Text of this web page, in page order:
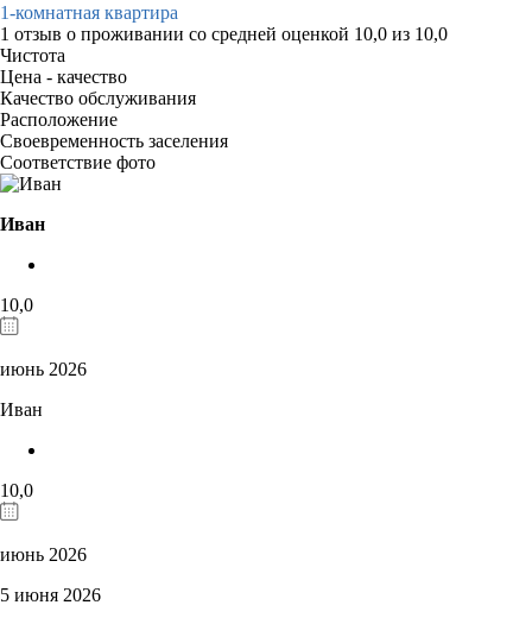
1-комнатная квартира
1 отзыв о проживании со средней оценкой 10,0 из 10,0
Чистота
Цена - качество
Качество обслуживания
Расположение
Своевременность заселения
Соответствие фото
Иван
10,0
июнь 2026
Иван
10,0
июнь 2026
5 июня 2026